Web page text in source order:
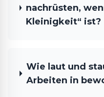
nachrüsten,
Kleinigkeit“ ist?
Wie laut und
Arbeiten in